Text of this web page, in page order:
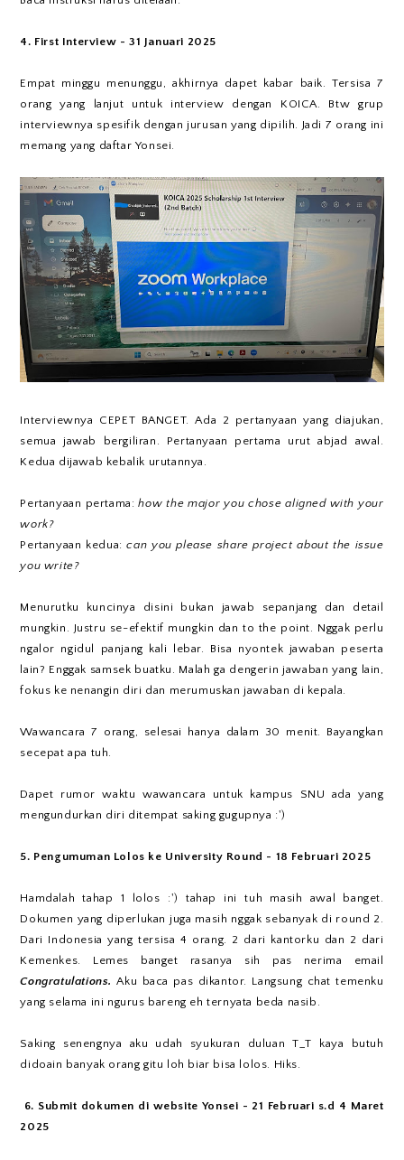
4. First Interview - 31 Januari 2025
Empat minggu menunggu, akhirnya dapet kabar baik. Tersisa 7
orang yang lanjut untuk interview dengan KOICA. Btw grup
interviewnya spesifik dengan jurusan yang dipilih. Jadi 7 orang ini
memang yang daftar Yonsei.
Interviewnya CEPET BANGET. Ada 2 pertanyaan yang diajukan,
semua jawab bergiliran. Pertanyaan pertama urut abjad awal.
Kedua dijawab kebalik urutannya.
Pertanyaan pertama:how the major you chose aligned with your
work?
Pertanyaan kedua:can you please share project about the issue
you write?
Menurutku kuncinya disini bukan jawab sepanjang dan detail
mungkin. Justru se-efektif mungkin dan to the point. Nggak perlu
ngalor ngidul panjang kali lebar. Bisa nyontek jawaban peserta
lain? Enggak samsek buatku. Malah ga dengerin jawaban yang lain,
fokus ke nenangin diri dan merumuskan jawaban di kepala.
Wawancara 7 orang, selesai hanya dalam 30 menit. Bayangkan
secepat apa tuh.
Dapet rumor waktu wawancara untuk kampus SNU ada yang
mengundurkan diri ditempat saking gugupnya :')
5. Pengumuman Lolos ke University Round - 18 Februari 2025
Hamdalah tahap 1 lolos :') tahap ini tuh masih awal banget.
Dokumen yang diperlukan juga masih nggak sebanyak di round 2.
Dari Indonesia yang tersisa 4 orang. 2 dari kantorku dan 2 dari
Kemenkes. Lemes banget rasanya sih pas nerima email
Congratulations. Aku baca pas dikantor. Langsung chat temenku
yang selama ini ngurus bareng eh ternyata beda nasib.
Saking senengnya aku udah syukuran duluan T_T kaya butuh
didoain banyak orang gitu loh biar bisa lolos. Hiks.
6. Submit dokumen di website Yonsei - 21 Februari s.d 4 Maret
2025